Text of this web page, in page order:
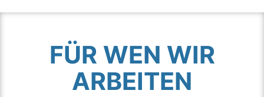
FÜR WEN WIR
ARBEITEN